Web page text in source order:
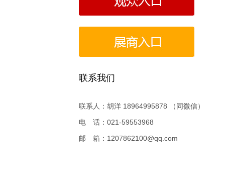
联系我们
联系人：胡洋 18964995878 （同微信）
电 话：021-59553968
邮 箱：1207862100@qq.com